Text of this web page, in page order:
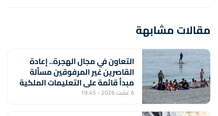
مقالات مشابهة
التعاون في مجال الهجرة.. إعادة
القاصرين غير المرفوقين مسألة
مبدأ قائمة على التعليمات الملكية
السامية (مصدر دبلوماسي)
6 غشت 2026 - 19:45